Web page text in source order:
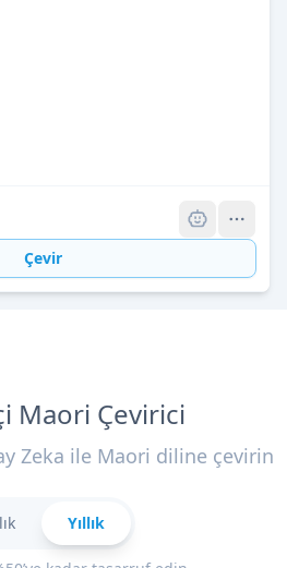
Çevir
Maori Çevirici
Zeka ile Maori diline çevirin
Yıllık